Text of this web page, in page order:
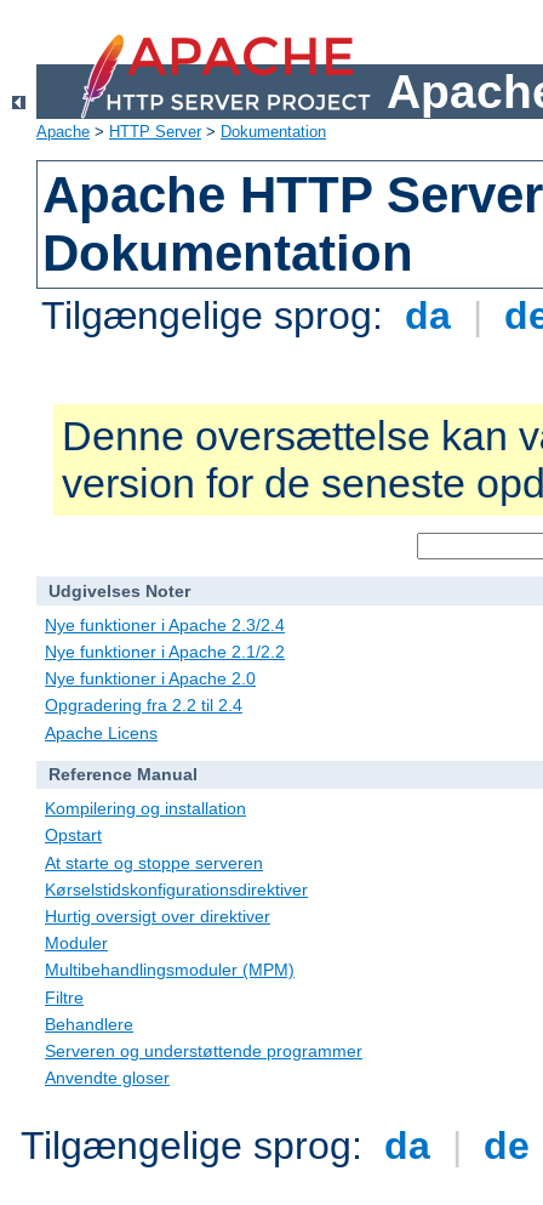
Apache > HTTP Server> Dokumentation
Apache HTTP
Dokumentation
Tilgængelige sprog: da |
Denne oversættelse kan
version for de seneste
Udgivelses Noter
Nye funktioner i Apache 2.3/2.4
Nye funktioner i Apache 2.1/2.2
Nye funktioner i Apache 2.0
Opgradering fra 2.2 til 2.4
Apache Licens
Reference Manual
Kompilering og installation
Opstart
At starte og stoppe serveren
Kørselstidskonfigurationsdirektiver
Hurtig oversigt over direktiver
Moduler
Multibehandlingsmoduler (MPM)
Filtre
Behandlere
Serveren og understøttende programmer
Anvendte gloser
Tilgængelige sprog: da | de